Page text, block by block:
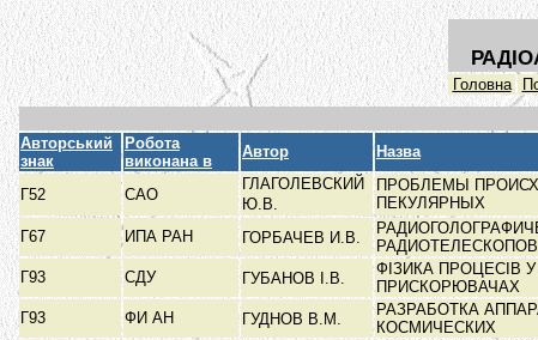
Головна
Авторський
знак
Робота
виконана в
Автор Назва
Г52
САО
ГЛАГОЛЕВСКИЙ
Ю.В.
ПРОБЛЕМЫ
ПЕКУЛЯРНЫХ
Г67 ИПА РАН ГОРБАЧЕВ И.В.
РАДИОТЕЛЕСКОПОВ
Г93 СДУ ГУБАНОВ І.В.
ФІЗИКА ПРОЦЕСІВ
ПРИСКОРЮВАЧАХ
Г93 ФИ АН ГУДНОВ В.М.
РАЗРАБОТКА
КОСМИЧЕСКИХ